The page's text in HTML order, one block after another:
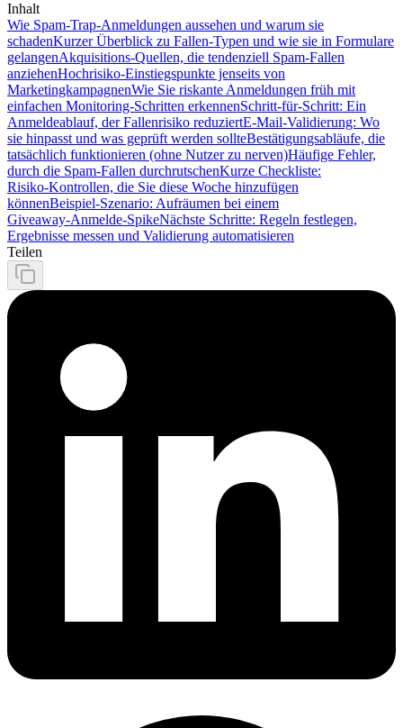
Inhalt
Wie Spam‑Trap‑Anmeldungen aussehen und warum sie
schadenKurzer Überblick zu Fallen‑Typen und wie sie in Formulare
gelangenAkquisitions‑Quellen, die tendenziell Spam‑Fallen
anziehenHochrisiko‑Einstiegspunkte jenseits von
MarketingkampagnenWie Sie riskante Anmeldungen früh mit
einfachen Monitoring‑Schritten erkennenSchritt‑für‑Schritt: Ein
Anmeldeablauf, der Fallenrisiko reduziertE‑Mail‑Validierung: Wo
sie hinpasst und was geprüft werden sollteBestätigungsabläufe, die
tatsächlich funktionieren (ohne Nutzer zu nerven)Häufige Fehler,
durch die Spam‑Fallen durchrutschenKurze Checkliste:
Risiko‑Kontrollen, die Sie diese Woche hinzufügen
könnenBeispiel‑Szenario: Aufräumen bei einem
Giveaway‑Anmelde‑SpikeNächste Schritte: Regeln festlegen,
Ergebnisse messen und Validierung automatisieren
Teilen